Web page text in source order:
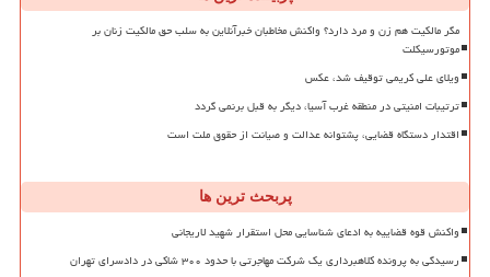
مگر مالکیت هم زن و مرد دارد؟ واکنش مخاطبان خبرآنلاین به سلب حق مالکیت زنان بر
موتورسیکلت
ویلای علی کریمی توقیف شد، عکس
ترتیبات امنیتی در منطقه غرب آسیا، دیگر به قبل برنمی گردد
اقتدار دستگاه قضایی، پشتوانه عدالت و صیانت از حقوق ملت است
پربحث ترین ها
واکنش قوه قضاییه به ادعای شناسایی محل استقرار شهید لاریجانی
رسیدگی به پرونده کلاهبرداری یک شرکت مهاجرتی با حدود ۳۰۰ شاکی در دادسرای تهران